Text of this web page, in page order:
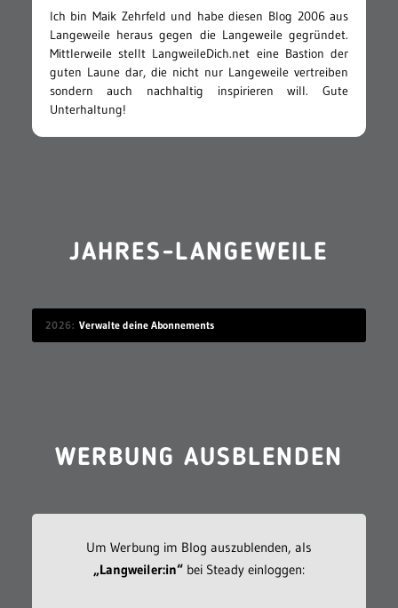
Ich bin Maik Zehrfeld und habe diesen Blog 2006 aus
Langeweile heraus gegen die Langeweile gegründet.
Mittlerweile stellt LangweileDich.net eine Bastion der
guten Laune dar, die nicht nur Langeweile vertreiben
sondern auch nachhaltig inspirieren will. Gute
Unterhaltung!
JAHRES-LANGEWEILE
2026 Verwalte deine Abonnements
WERBUNG AUSBLENDEN
Um Werbung im Blog auszublenden, als
„Langweiler:in“bei Steady einloggen: